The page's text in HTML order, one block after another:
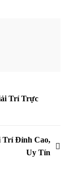
Trí Trực
Trí Đỉnh Cao,
Uy Tín